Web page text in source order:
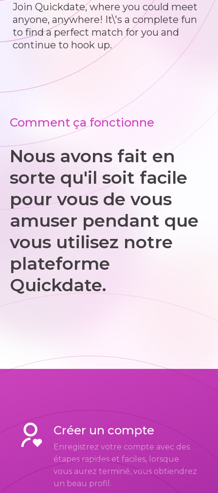
Join Quickdate, where you could meet
anyone, anywhere! It\'s a complete fun
to find a perfect match for you and
continue to hook up.
Comment ça fonctionne
Nous avons fait en
sorte qu'il soit facile
pour vous de vous
amuser pendant que
vous utilisez notre
plateforme
Quickdate.
Créer un compte
Enregistrez votre compte avec des
étapes rapides et faciles, lorsque
vous aurez terminé, vous obtiendrez
un beau profil.